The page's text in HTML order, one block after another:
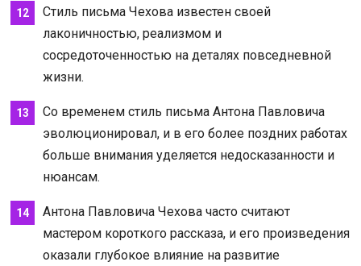
Стиль письма Чехова известен своей
лаконичностью, реализмом и
сосредоточенностью на деталях повседневной
жизни.
Со временем стиль письма Антона Павловича
эволюционировал, и в его более поздних работах
больше внимания уделяется недосказанности и
нюансам.
Антона Павловича Чехова часто считают
мастером короткого рассказа, и его произведения
оказали глубокое влияние на развитие